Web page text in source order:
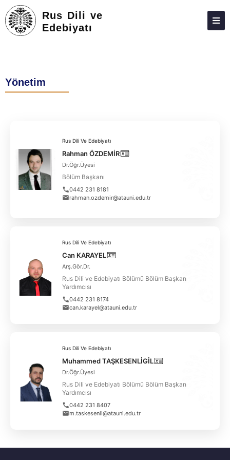
Rus Dili ve
Edebiyatı
LISANS
TOPLUMA KATKI
ADAY ÖĞRENCILER
BÖLÜM ÇALIŞMALARI
Yönetim
Rus Dili Ve Edebiyatı
Rahman ÖZDEMİR
Dr.Öğr.Üyesi
Bölüm Başkanı
0442 231 8181
rahman.ozdemir@atauni.edu.tr
Rus Dili Ve Edebiyatı
Can KARAYEL
Arş.Gör.Dr.
Rus Dili ve Edebiyatı Bölümü Bölüm Başkan
Yardımcısı
0442 231 8174
can.karayel@atauni.edu.tr
Rus Dili Ve Edebiyatı
Muhammed TAŞKESENLİGİL
Dr.Öğr.Üyesi
Rus Dili ve Edebiyatı Bölümü Bölüm Başkan
Yardımcısı
0442 231 8407
m.taskesenli@atauni.edu.tr